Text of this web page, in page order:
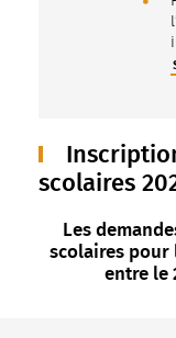
scolaires
Les
scolaires pour
entre le